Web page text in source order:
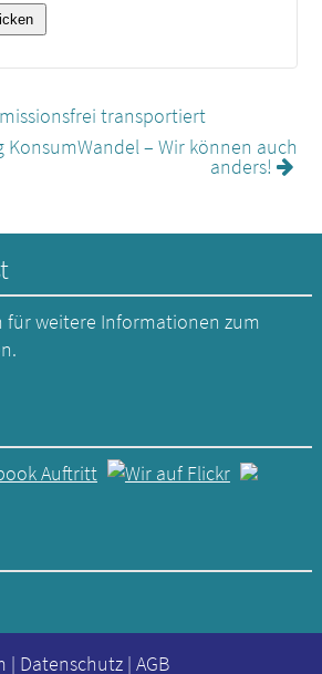
transportiert
KonsumWandel – Wir können auch
anders!
für weitere Informationen zum
| Datenschutz | AGB